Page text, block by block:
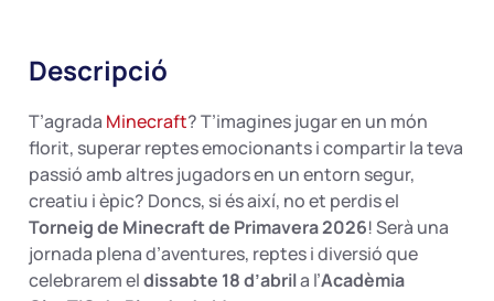
Descripció
T’agrada Minecraft? T’imagines jugar en un món
florit, superar reptes emocionants i compartir la teva
passió amb altres jugadors en un entorn segur,
creatiu i èpic? Doncs, si és així, no et perdis el
Torneig de Minecraft de Primavera 2026! Serà una
jornada plena d’aventures, reptes i diversió que
celebrarem eldissabte 18 d’abrila l’Acadèmia